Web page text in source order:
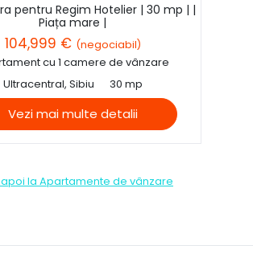
pentru Regim Hotelier | 30 mp | |
Piața mare |
104,999 € (negociabil)
cu 1 camere de vânzare
Ultracentral, Sibiu
30 mp
Vezi mai multe detalii
la Apartamente de vânzare